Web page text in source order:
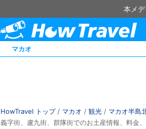
本メ
マカオ
HowTravel トップ/ マカオ / 観光 / マカオ半島
義字街、盧九街、群隊街でのお土産情報、料金